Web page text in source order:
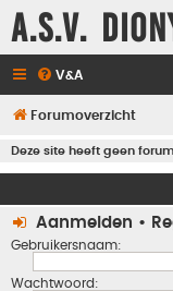
A.S.V.
V&A
Forumoverzicht
Deze site heeft geen
Aanmelden •
Gebruikersnaam:
Wachtwoord: